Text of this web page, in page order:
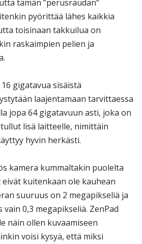
tämän ”perusraudan”
pyörittää lähes kaikkia
toisinaan takkuilua on
raskaimpien pelien ja
gigatavua sisäistä
laajentamaan tarvittaessa
jopa 64 gigatavuun asti, joka on
lisä laitteelle, nimittäin
hyvin herkästi.
kamera kummaltakin puolelta
kuitenkaan ole kauhean
suuruus on 2 megapikseliä ja
0,3 megapikseliä. ZenPad
näin ollen kuvaamiseen
voisi kysyä, että miksi